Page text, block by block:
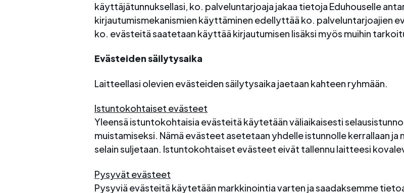
käyttäjätunnuksellasi, ko. palveluntarjoaja jakaa tietoja Eduhouselle
kirjautumismekanismien käyttäminen edellyttää ko. palveluntarjoajien
ko. evästeitä saatetaan käyttää kirjautumisen lisäksi myös muihin
Evästeiden säilytysaika
Laitteellasi olevien evästeiden säilytysaika jaetaan kahteen ryhmään.
Istuntokohtaiset evästeet
Yleensä istuntokohtaisia evästeitä käytetään väliaikaisesti
muistamiseksi. Nämä evästeet asetetaan yhdelle istunnolle kerrallaan ja
selain suljetaan. Istuntokohtaiset evästeet eivät tallennu laitteesi
Pysyvät evästeet
Pysyviä evästeitä käytetään markkinointia varten ja saadaksemme